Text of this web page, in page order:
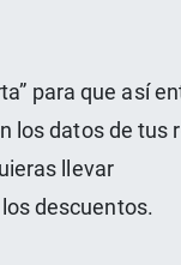
para que así
los datos de tus
llevar
descuentos.